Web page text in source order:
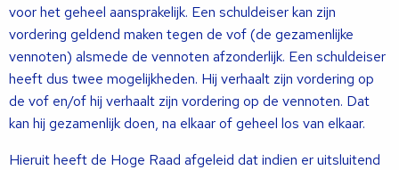
voor het geheel aansprakelijk. Een schuldeiser kan zijn
vordering geldend maken tegen de vof (de gezamenlijke
vennoten) alsmede de vennoten afzonderlijk. Een schuldeiser
heeft dus twee mogelijkheden. Hij verhaalt zijn vordering op
de vof en/of hij verhaalt zijn vordering op de vennoten. Dat
kan hij gezamenlijk doen, na elkaar of geheel los van elkaar.
Hieruit heeft de Hoge Raad afgeleid dat indien er uitsluitend